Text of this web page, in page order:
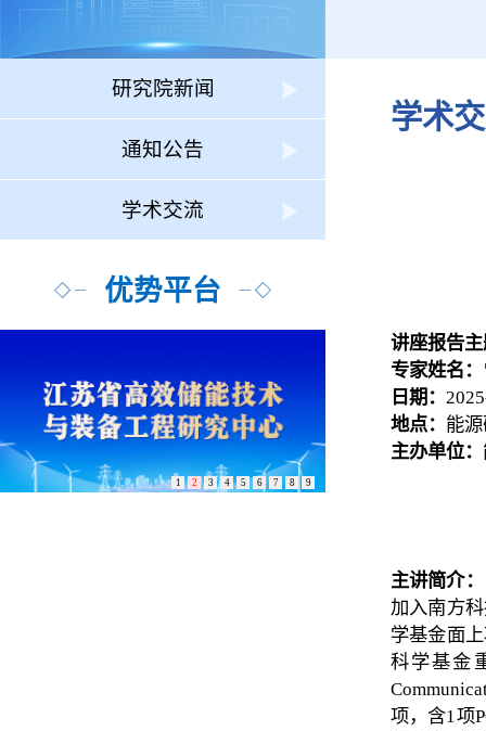
研究院新闻
通知公告
学术交流
优势平台
1 2 3 4 5 6 7 8 9
学术
讲座报告
专家姓名：
日期：
地点： 能
主办单位：
主讲简介：
加入南方
学基金面
科学基金
项，含1项